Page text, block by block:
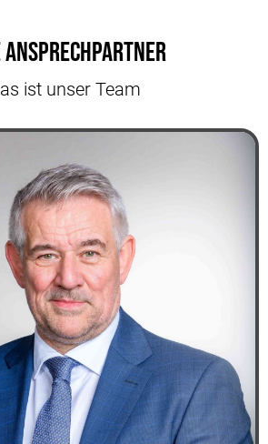
Ansprechpartner
ist unser Team